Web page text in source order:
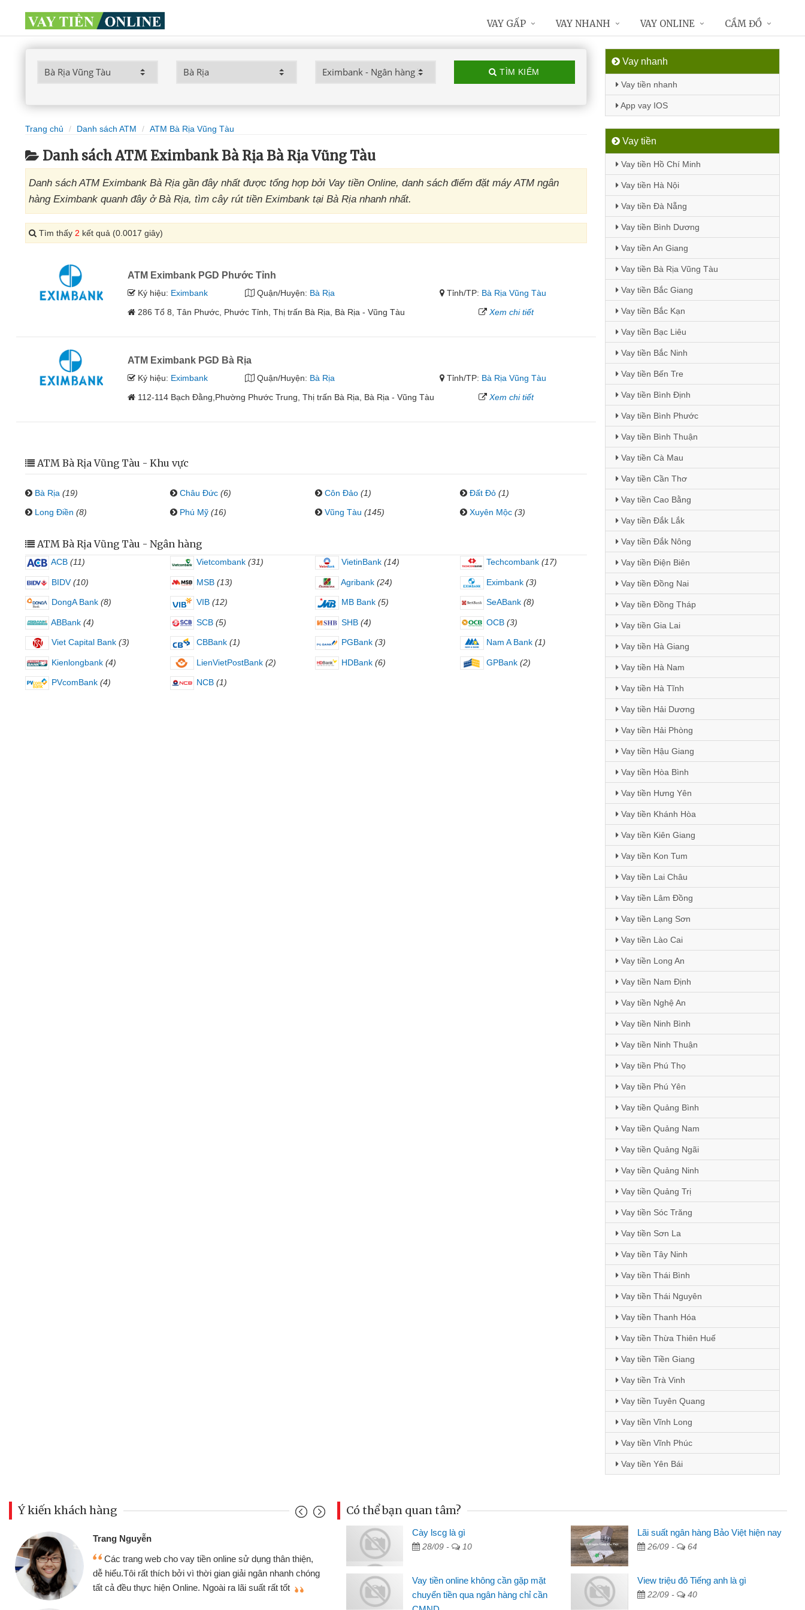
TÌM KIẾM
Trang chủ Danh sách ATM ATM Bà Rịa Vũng Tàu
Danh sách ATM Eximbank Bà Rịa Bà Rịa Vũng Tàu
Danh sách ATM Eximbank Bà Rịa gần đây nhất được tổng hợp bởi Vay tiền Online, danh sách điểm đặt máy ATM ngân
hàng Eximbank quanh đây ở Bà Rịa, tìm cây rút tiền Eximbank tại Bà Rịa nhanh nhất.
Tìm thấy 2 kết quả (0.0017 giây)
ATM Eximbank PGD Phước Tỉnh
Ký hiệu: Eximbank Quận/Huyện: Bà Rịa Tỉnh/TP: Bà Rịa Vũng Tàu
286 Tổ 8, Tân Phước, Phước Tỉnh, Thị trấn Bà Rịa, Bà Rịa - Vũng Tàu
Xem chi tiết
ATM Eximbank PGD Bà Rịa
Ký hiệu: Eximbank Quận/Huyện: Bà Rịa Tỉnh/TP: Bà Rịa Vũng Tàu
112-114 Bạch Đằng,Phường Phước Trung, Thị trấn Bà Rịa, Bà Rịa - Vũng Tàu
Xem chi tiết
ATM Bà Rịa Vũng Tàu - Khu vực
Bà Rịa (19) Châu Đức (6) Côn Đảo (1) Đất Đỏ (1)
Long Điền (8) Phú Mỹ (16) Vũng Tàu (145) Xuyên Mộc (3)
ATM Bà Rịa Vũng Tàu - Ngân hàng
ACB (11) Vietcombank (31) VietinBank (14) Techcombank (17)
BIDV (10) MSB (13) Agribank (24) Eximbank (3)
DongA Bank (8) VIB (12) MB Bank (5) SeABank (8)
ABBank (4) SCB (5) SHB (4) OCB (3)
Viet Capital Bank (3) CBBank (1) PGBank (3) Nam A Bank (1)
Kienlongbank (4) LienVietPostBank (2) HDBank (6) GPBank (2)
PVcomBank (4) NCB (1)
Vay nhanh
Vay tiền nhanh
App vay IOS
Vay tiền
Vay tiền Hồ Chí Minh
Vay tiền Hà Nội
Vay tiền Đà Nẵng
Vay tiền Bình Dương
Vay tiền An Giang
Vay tiền Bà Rịa Vũng Tàu
Vay tiền Bắc Giang
Vay tiền Bắc Kạn
Vay tiền Bạc Liêu
Vay tiền Bắc Ninh
Vay tiền Bến Tre
Vay tiền Bình Định
Vay tiền Bình Phước
Vay tiền Bình Thuận
Vay tiền Cà Mau
Vay tiền Cần Thơ
Vay tiền Cao Bằng
Vay tiền Đắk Lắk
Vay tiền Đắk Nông
Vay tiền Điện Biên
Vay tiền Đồng Nai
Vay tiền Đồng Tháp
Vay tiền Gia Lai
Vay tiền Hà Giang
Vay tiền Hà Nam
Vay tiền Hà Tĩnh
Vay tiền Hải Dương
Vay tiền Hải Phòng
Vay tiền Hậu Giang
Vay tiền Hòa Bình
Vay tiền Hưng Yên
Vay tiền Khánh Hòa
Vay tiền Kiên Giang
Vay tiền Kon Tum
Vay tiền Lai Châu
Vay tiền Lâm Đồng
Vay tiền Lạng Sơn
Vay tiền Lào Cai
Vay tiền Long An
Vay tiền Nam Định
Vay tiền Nghệ An
Vay tiền Ninh Bình
Vay tiền Ninh Thuận
Vay tiền Phú Thọ
Vay tiền Phú Yên
Vay tiền Quảng Bình
Vay tiền Quảng Nam
Vay tiền Quảng Ngãi
Vay tiền Quảng Ninh
Vay tiền Quảng Trị
Vay tiền Sóc Trăng
Vay tiền Sơn La
Vay tiền Tây Ninh
Vay tiền Thái Bình
Vay tiền Thái Nguyên
Vay tiền Thanh Hóa
Vay tiền Thừa Thiên Huế
Vay tiền Tiền Giang
Vay tiền Trà Vinh
Vay tiền Tuyên Quang
Vay tiền Vĩnh Long
Vay tiền Vĩnh Phúc
Vay tiền Yên Bái
VAY GẤP VAY NHANH VAY ONLINE CẦM ĐỒ
Ý kiến khách hàng
Trang Nguyễn
Các trang web cho vay tiền online sử dụng thân thiện,
dễ hiểu.Tôi rất thích bởi vì thời gian giải ngân nhanh chóng
tất cả đều thực hiện Online. Ngoài ra lãi suất rất tốt
Đoàn Hữu Cảnh
Mình cần tiền gấp nên định cầm cố chiếc xe wave
nhưng thật may đã có gói vay tiền bằng CMND online
không cần gặp mặt nên rất tiện lợi, sẽ giới thiệu cho bạn
bè biết
Mai Lan - Sinh
thấy thủ tục
Có thể bạn quan tâm?
Cày lscg là gì
28/09 - 10
Lãi suất ngân hàng Bảo Việt hiện nay
26/09 - 64
Vay tiền online không cần gặp mặt
chuyển tiền qua ngân hàng chỉ cần
View triệu đô Tiếng anh là gì
22/09 - 40